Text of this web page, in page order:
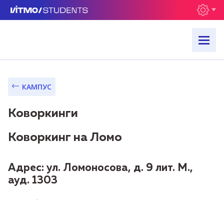
КАМПУС
Коворкинги
Коворкинг на Ломо
Адрес: ул. Ломоносова, д. 9 лит. М.,
ауд. 1303